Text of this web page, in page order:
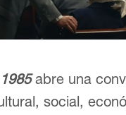
abre una
social,